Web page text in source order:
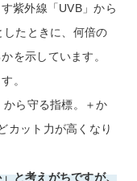
紫外線「UVB」から
たときに、何倍の
を示しています。
。
から守る指標。＋か
カット力が高くなり
と考えがちですが、